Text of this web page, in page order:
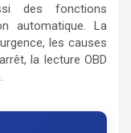
des fonctions
automatique. La
les causes
la lecture OBD